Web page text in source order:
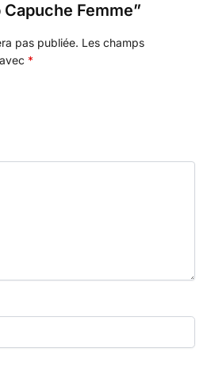
Capuche Femme”
pas publiée. Les champs
*